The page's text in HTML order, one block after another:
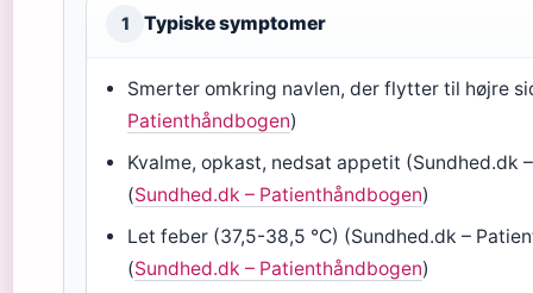
1 Typiske symptomer
Smerter omkring navlen, der flytter til højre
Patienthåndbogen)
Kvalme, opkast, nedsat appetit (Sundhed.dk
(Sundhed.dk – Patienthåndbogen)
Let feber (37,5-38,5 °C) (Sundhed.dk –
(Sundhed.dk – Patienthåndbogen)